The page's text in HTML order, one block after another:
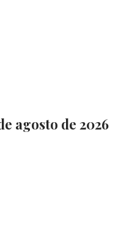
agosto de 2026